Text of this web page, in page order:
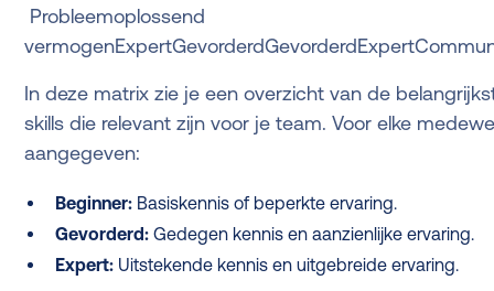
Probleemoplossend
In deze matrix zie je een overzicht van de
skills die relevant zijn voor je team. Voor elke
aangegeven:
Beginner: Basiskennis of beperkte ervaring.
Gevorderd: Gedegen kennis en aanzienlijke ervaring.
Expert: Uitstekende kennis en uitgebreide ervaring.